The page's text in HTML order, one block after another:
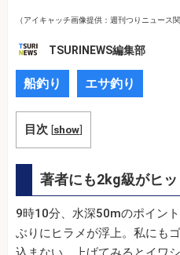
（アイキャッチ画像提供：週刊つりニュース
TSURINEWS編集部
船釣り エサ釣り
目次 [show]
著者にも2kg級がヒッ
9時10分、水深50mのポイン
ぶりにヒラメが浮上。私にも